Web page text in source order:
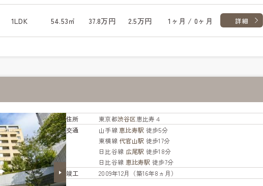
詳細
1LDK 54.53㎡ 37.8万円 2.5万円 1ヶ月 / 0ヶ月
住所 東京都渋谷区恵比寿４
交通
山手線 恵比寿駅 徒歩5分
東横線 代官山駅 徒歩17分
日比谷線 広尾駅 徒歩18分
日比谷線 恵比寿駅 徒歩7分
竣工
2009年12月（築16年8ヵ月）